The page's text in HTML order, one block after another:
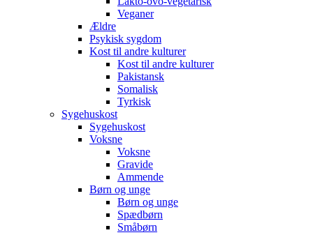
Veganer
Ældre
Psykisk sygdom
Kost til andre kulturer
Kost til andre kulturer
Pakistansk
Somalisk
Tyrkisk
Sygehuskost
Sygehuskost
Voksne
Voksne
Gravide
Ammende
Børn og unge
Børn og unge
Spædbørn
Småbørn